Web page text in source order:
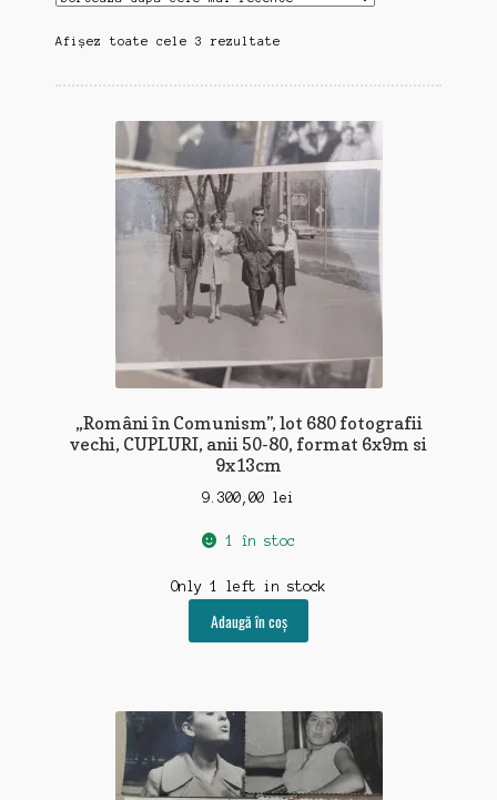
Afișez toate cele 3 rezultateSortat
cele
recente
„Români în Comunism”, lot 680 fotografii
vechi, CUPLURI, anii 50-80, format 6x9m si
9x13cm
9.300,00 lei
1 în stoc
Only 1 left in stock
Adaugă în coș